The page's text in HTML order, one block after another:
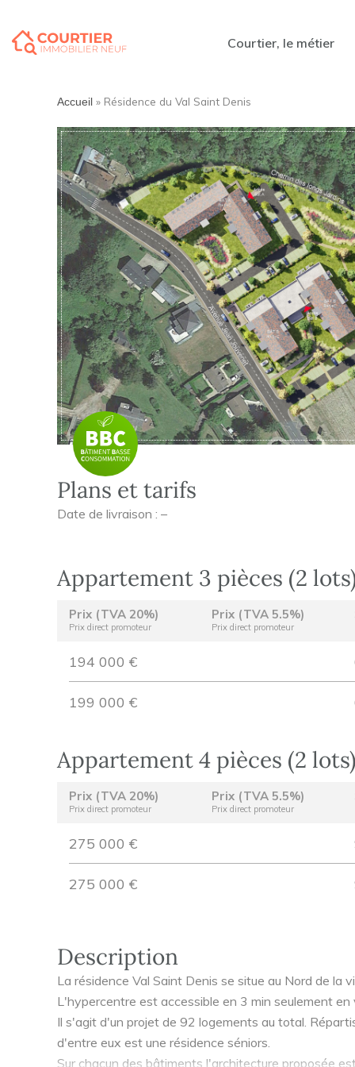
Courtier, le métier
Accueil » Résidence du Val Saint Denis
Plans et tarifs
Date de livraison : –
Appartement 3 pièces (2
Prix (TVA 20%)
Prix direct promoteur
Prix (TVA 5.5%)
Prix direct promoteur
194 000 €
199 000 €
Appartement 4 pièces (2 lots)
Prix (TVA 20%)
Prix direct promoteur
Prix (TVA 5.5%)
Prix direct promoteur
275 000 €
275 000 €
Description
La résidence Val Saint Denis se situe au Nord de la
L'hypercentre est accessible en 3 min seulement
Il s'agit d'un projet de 92 logements au total.
d'entre eux est une résidence séniors.
Sur chacun des bâtiments l'architecture proposée